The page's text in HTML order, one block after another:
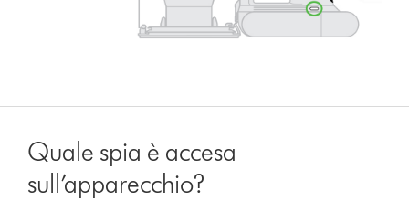
Quale spia è accesa
sull’apparecchio?